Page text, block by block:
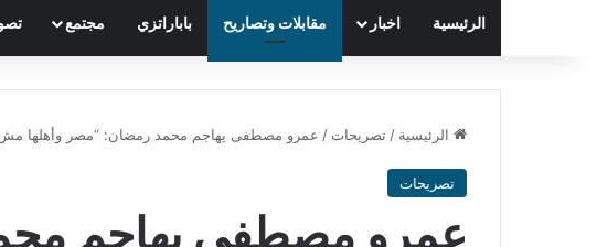
الرئيسية اخبار مقابلات وتصاريح باباراتزي مجتمع
الرئيسية / تصريحات / عمرو مصطفى يهاجم محمد رمضان: “مصر وأهلها
تصريحات
عمرو مصطفى يهاجم